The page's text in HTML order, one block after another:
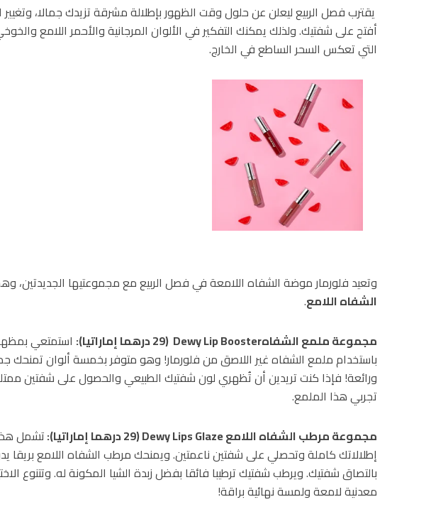
يقترب فصل الربيع ليعلن عن حلول وقت الظهور بإطلالة مشرقة تزيدك جمالا، وتغيير
أفتح على شفتيك. ولذلك يمكنك التفكير في الألوان المرجانية والأحمر اللامع
التي تعكس السحر الساطع في الخارج.
وتعيد فلورمار موضة الشفاه اللامعة في فصل الربيع مع مجموعتيها الجديدتين،
الشفاه اللامع.
مجموعة ملمع الشفاهDewy Lip Booster (29 درهما إماراتيا):
استمتعي
باستخدام ملمع الشفاه غير اللاصق من فلورمار! وهو متوفر بخمسة ألوان تمنحك
ورائعة! فإذا كنت تريدين أن تُظهري لون شفتيك الطبيعي والحصول على شفتين
تجربي هذا الملمع.
مجموعة مرطب الشفاه اللامعDewy Lips Glaze(29 درهما إماراتيا):
إطلالاتك كاملة وتحصلي على شفتين ناعمتين. ويمنحك مرطب الشفاه اللامع بريقا
بالتصاق شفتيك. ويرطب شفتيك ترطيبا فائقا بفضل زبدة الشيا المكونة له. وتتنوع
معدنية لامعة ولمسة نهائية براقة!